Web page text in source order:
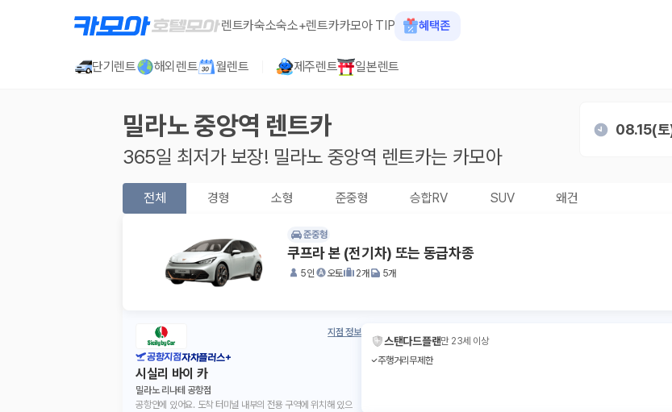
렌트카숙소숙소+렌트카카모아 TIP 혜택존
단기렌트 해외렌트 월렌트 제주렌트 일본렌트
밀라노 중앙역 렌트카
365일 최저가 보장! 밀라노 중앙역 렌트카는 카모아
08.15(
전체 경형 소형 준중형 승합RV SUV 왜건
준중형
쿠프라 본 (전기차) 또는 동급차종
5인 오토 2개
5개
지점 정보
공항지점자차플러스+
시실리 바이 카
밀라노 리나테 공항점
공항안에 있어요. 도착 터미널 내부의 전용 구역에 위치해 있으
스탠다드플랜만 23세 이상
주행거리무제한